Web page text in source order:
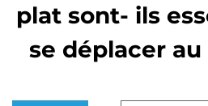
plat sont- ils
se déplacer